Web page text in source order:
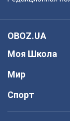
OBOZ.UA
Моя Школа
Мир
Спорт